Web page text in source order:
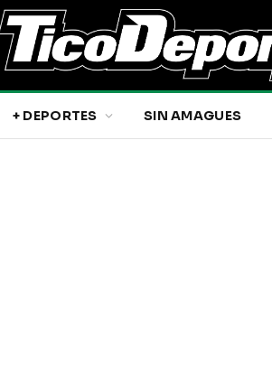
+ DEPORTES SIN AMAGUES